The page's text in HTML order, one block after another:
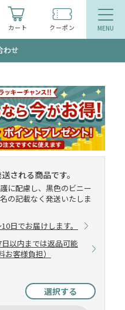
カート クーポン
のスト
中！！
わせ
される商品です。
に配慮し、黒色のビニー
の記載なく発送いたしま
日でお届けします。
日以内までは返品可能
お客様負担）
選択する